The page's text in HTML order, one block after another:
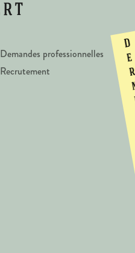
Demandes professionnelles
Recrutement
D
e